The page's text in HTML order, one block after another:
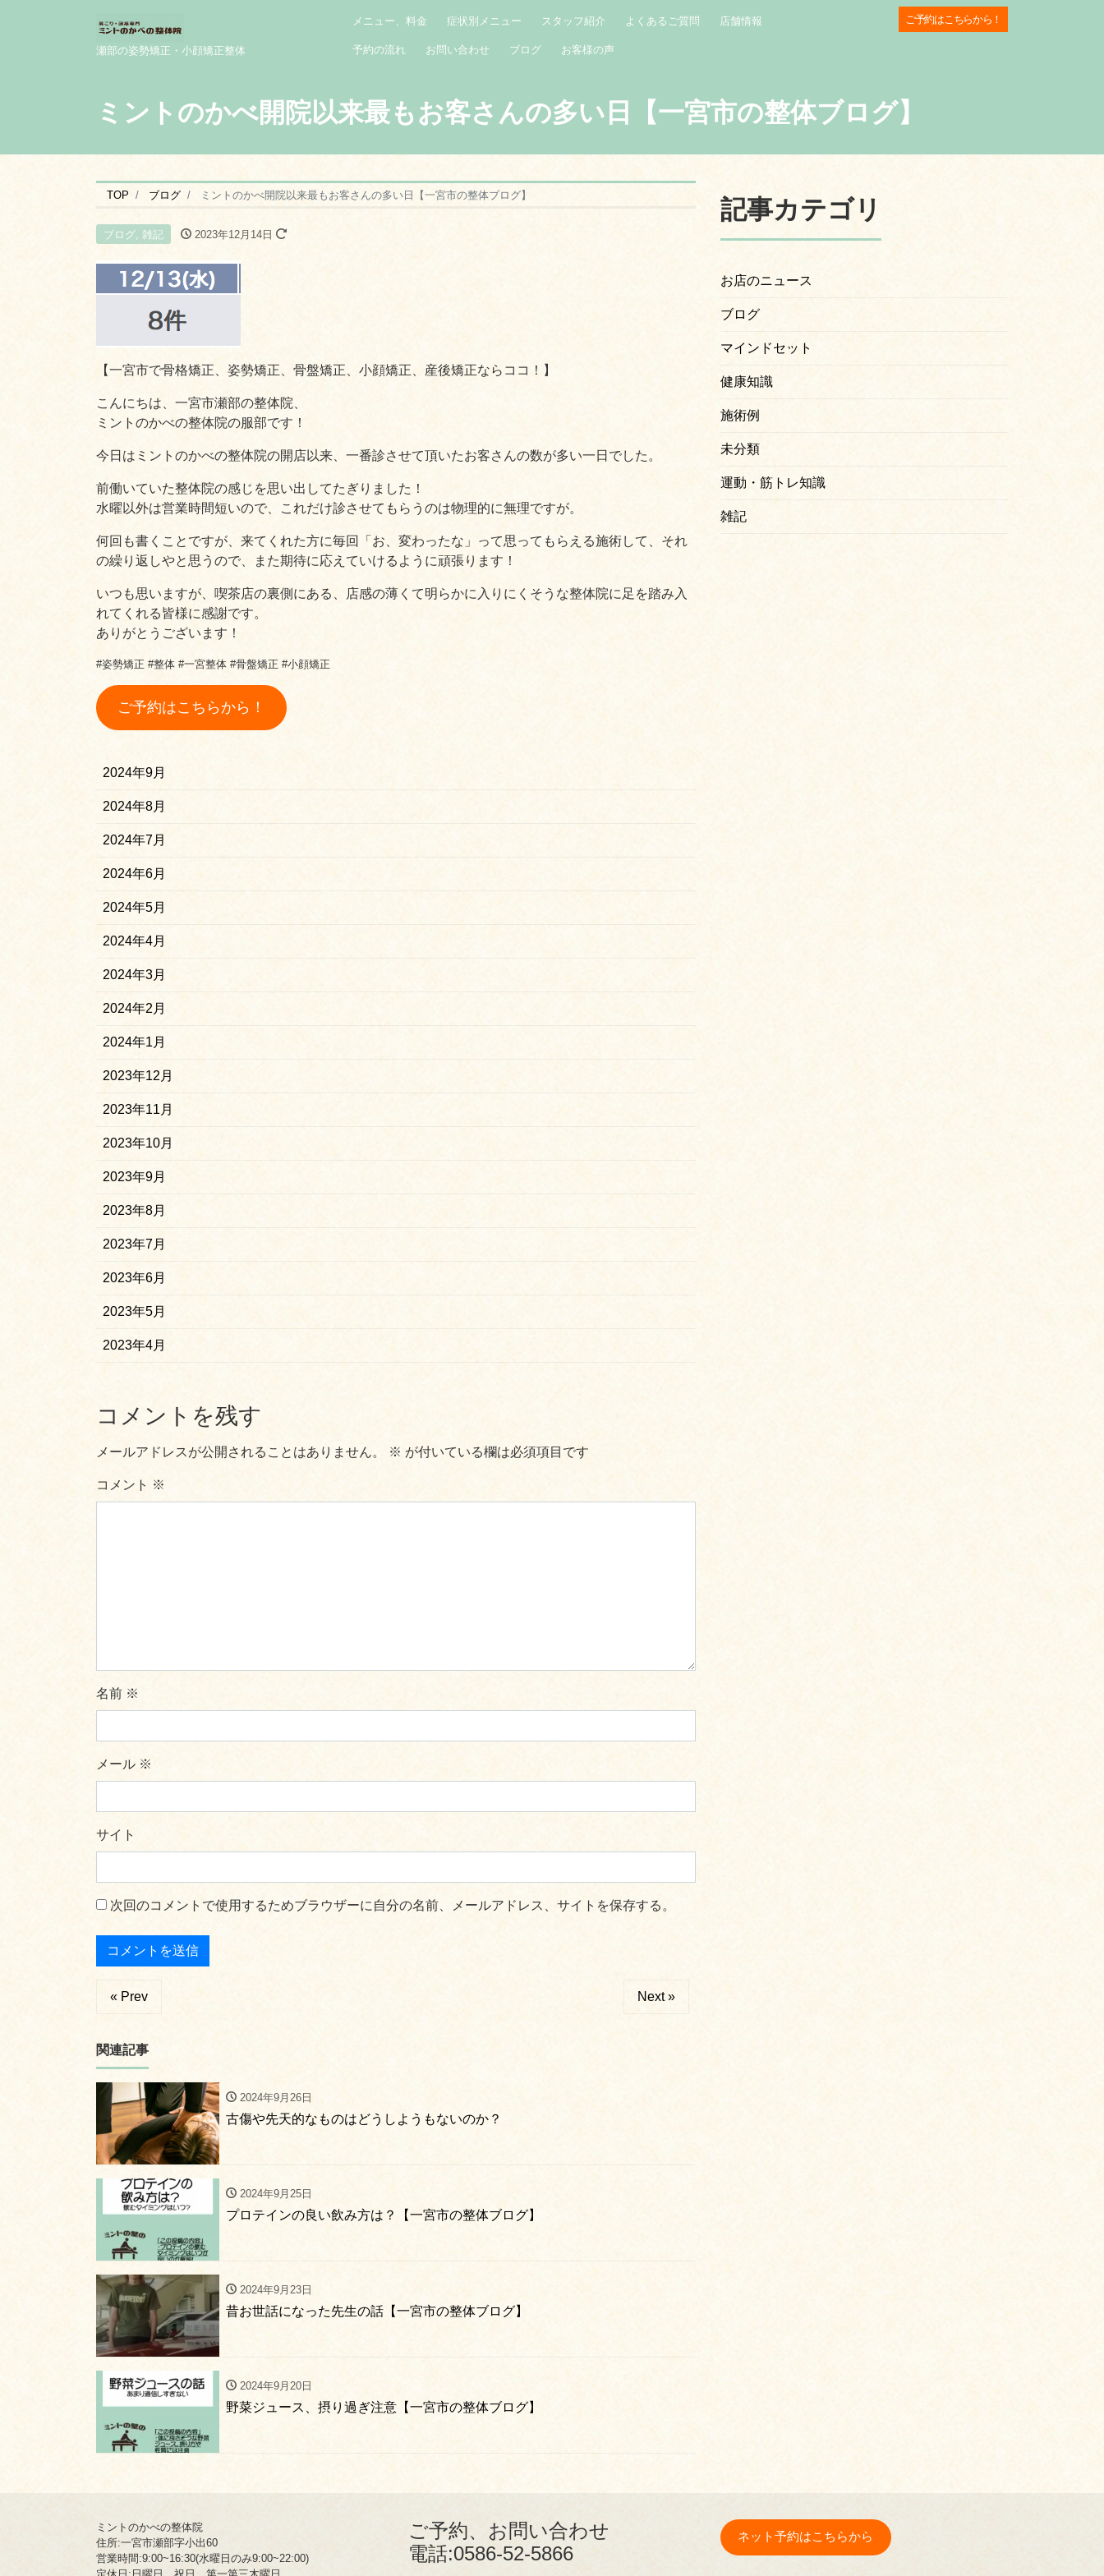
瀬部の姿勢矯正・小顔矯正整体
メニュー、料金 症状別メニュー スタッフ紹介 よくあるご質問 店舗情報
予約の流れ お問い合わせ ブログ お客様の声
ご予約はこちらから！
ミントのかべ開院以来最もお客さんの多い日【一宮市の整体ブログ】
TOP ブログ ミントのかべ開院以来最もお客さんの多い日【一宮市の整体ブログ】
ブログ 雑記 2023年12月14日
【一宮市で骨格矯正、姿勢矯正、骨盤矯正、小顔矯正、産後矯正ならココ！】
こんにちは、一宮市瀬部の整体院、
ミントのかべの整体院の服部です！
今日はミントのかべの整体院の開店以来、一番診させて頂いたお客さんの数が多い一日でした。
前働いていた整体院の感じを思い出してたぎりました！
水曜以外は営業時間短いので、これだけ診させてもらうのは物理的に無理ですが。
何回も書くことですが、来てくれた方に毎回「お、変わったな」って思ってもらえる施術して、それ
の繰り返しやと思うので、また期待に応えていけるように頑張ります！
いつも思いますが、喫茶店の裏側にある、店感の薄くて明らかに入りにくそうな整体院に足を踏み入
れてくれる皆様に感謝です。
ありがとうございます！
#姿勢矯正 #整体 #一宮整体 #骨盤矯正 #小顔矯正
ご予約はこちらから！
2024年9月
2024年8月
2024年7月
2024年6月
2024年5月
2024年4月
2024年3月
2024年2月
2024年1月
2023年12月
2023年11月
2023年10月
2023年9月
2023年8月
2023年7月
2023年6月
2023年5月
2023年4月
コメントを残す
メールアドレスが公開されることはありません。 ※ が付いている欄は必須項目です
コメント ※
名前 ※
メール ※
サイト
次回のコメントで使用するためブラウザーに自分の名前、メールアドレス、サイトを保存する。
« Prev Next »
関連記事
2024年9月26日
古傷や先天的なものはどうしようもないのか？
2024年9月25日
プロテインの良い飲み方は？【一宮市の整体ブログ】
2024年9月23日
昔お世話になった先生の話【一宮市の整体ブログ】
2024年9月20日
野菜ジュース、摂り過ぎ注意【一宮市の整体ブログ】
記事カテゴリ
お店のニュース
ブログ
マインドセット
健康知識
施術例
未分類
運動・筋トレ知識
雑記
ミントのかべの整体院
住所:一宮市瀬部字小出60
営業時間:9:00~16:30(水曜日のみ9:00~22:00)
ご予約、お問い合わせ
電話:0586-52-5866
ネット予約はこちらから